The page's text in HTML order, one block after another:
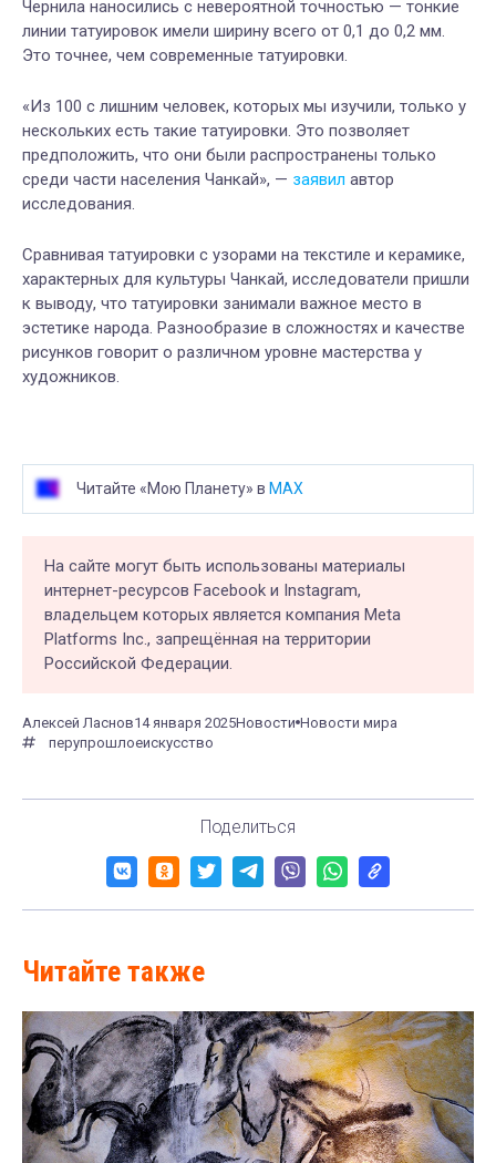
Чернила наносились с невероятной точностью — тонкие
линии татуировок имели ширину всего от 0,1 до 0,2 мм.
Это точнее, чем современные татуировки.
«Из 100 с лишним человек, которых мы изучили, только у
нескольких есть такие татуировки. Это позволяет
предположить, что они были распространены только
среди части населения Чанкай», — заявил автор
исследования.
Сравнивая татуировки с узорами на текстиле и керамике,
характерных для культуры Чанкай, исследователи пришли
к выводу, что татуировки занимали важное место в
эстетике народа. Разнообразие в сложностях и качестве
рисунков говорит о различном уровне мастерства у
художников.
Читайте «Мою Планету» в MAX
На сайте могут быть использованы материалы
интернет-ресурсов Facebook и Instagram,
владельцем которых является компания Meta
Platforms Inc., запрещённая на территории
Российской Федерации.
Алексей Ласнов14 января 2025Новости Новости мира
перупрошлоеискусство
Поделиться
Читайте также